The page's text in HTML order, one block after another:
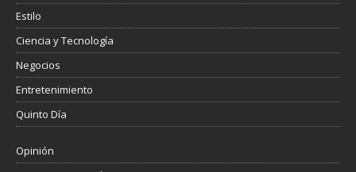
Estilo
Ciencia y Tecnología
Negocios
Entretenimiento
Quinto Día
Opinión